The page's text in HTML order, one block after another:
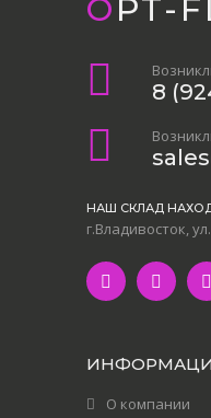
OPT-
8
НАШ СКЛАД
г.Владивосток,
О компании